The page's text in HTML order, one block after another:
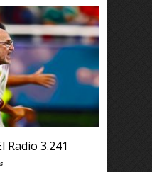
Radio 3.241